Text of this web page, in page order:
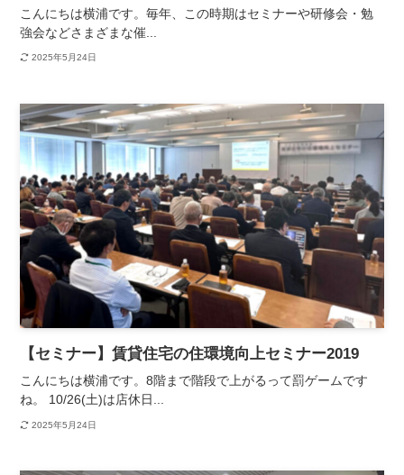
こんにちは横浦です。毎年、この時期はセミナーや研修会・勉
強会などさまざまな催...
2025年5月24日
【セミナー】賃貸住宅の住環境向上セミナー2019
こんにちは横浦です。8階まで階段で上がるって罰ゲームです
ね。 10/26(土)は店休日...
2025年5月24日